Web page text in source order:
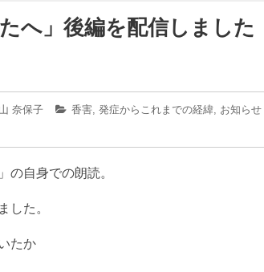
へ」後編を配信しました｜
奈保子
カ
ー:
香害, 発症からこれまでの経緯, お知らせ
の自身での朗読。
した。
たか